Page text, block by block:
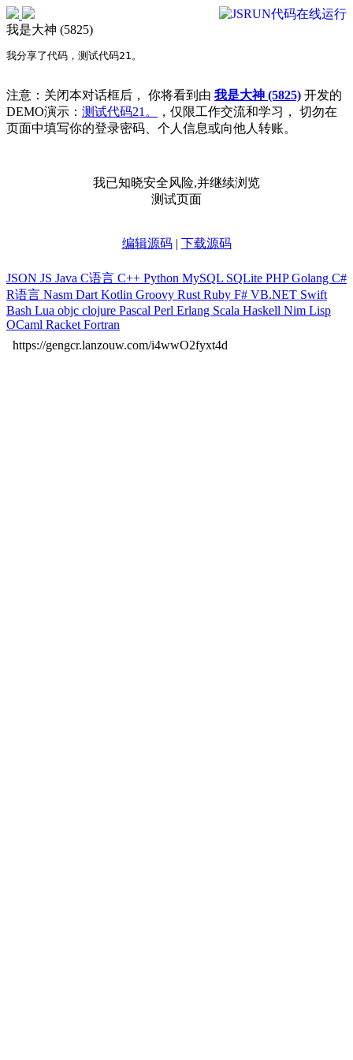
我是大神 (5825)
我分享了代码，测试代码21。
注意：关闭本对话框后， 你将看到由 我是大神 (5825) 开发的
DEMO演示： 测试代码21。
，仅限工作交流和学习， 切勿在
页面中填写你的登录密码、个人信息或向他人转账。
我已知晓安全风险,并继续浏览
测试页面
编辑源码| 下载源码
JSON JS Java C语言 C++ Python MySQL SQLite PHPGolang C#
R语言 Nasm Dart Kotlin Groovy Rust Ruby F# VB.NET Swift
Bash Lua objc clojure Pascal Perl Erlang Scala Haskell Nim Lisp
OCaml Racket Fortran